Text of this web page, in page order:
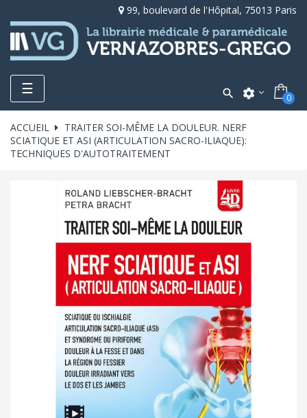
99, boulevard de l'Hôpital, 75013 Paris
Toggle
navigation
☰  settings 0
ACCUEIL
TRAITER SOI-MÊME LA DOULEUR. NERF
SCIATIQUE ET ASI (ARTICULATION SACRO-ILIAQUE):
TECHNIQUES D'AUTOTRAITEMENT